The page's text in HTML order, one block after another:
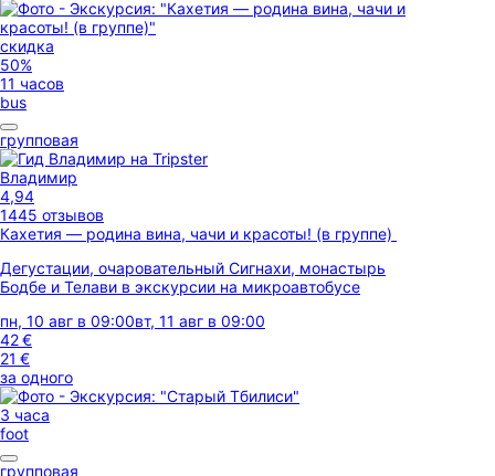
скидка
50%
11 часов
bus
групповая
Владимир
4,94
1445 отзывов
Кахетия — родина вина, чачи и красоты! (в группе)
Дегустации, очаровательный Сигнахи, монастырь
Бодбе и Телави в экскурсии на микроавтобусе
пн, 10 авг в 09:00вт, 11 авг в 09:00
42 €
21 €
за одного
3 часа
foot
групповая